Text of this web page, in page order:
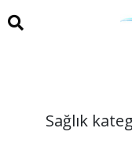
Sağlık